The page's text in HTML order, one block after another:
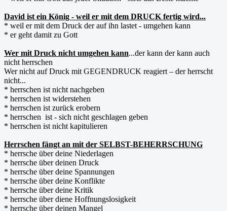
David ist ein König - weil er mit dem DRUCK fertig wird...
* weil er mit dem Druck der auf ihn lastet - umgehen kann
* er geht damit zu Gott
Wer mit Druck nicht umgehen kann...der kann der kann auch
nicht herrschen
Wer nicht auf Druck mit GEGENDRUCK reagiert – der herrscht
nicht...
* herrschen ist nicht nachgeben
* herrschen ist widerstehen
* herrschen ist zurück erobern
* herrschen ist - sich nicht geschlagen geben
* herrschen ist nicht kapitulieren
Herrschen fängt an mit der SELBST-BEHERRSCHUNG
* herrsche über deine Niederlagen
* herrsche über deinen Druck
* herrsche über deine Spannungen
* herrsche über deine Konflikte
* herrsche über deine Kritik
* herrsche über diene Hoffnungslosigkeit
* herrsche über deinen Mangel